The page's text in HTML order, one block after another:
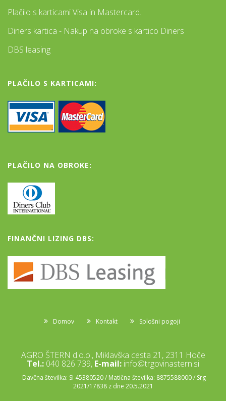
Plačilo s karticami Visa in Mastercard.
Diners kartica - Nakup na obroke s kartico Diners
DBS leasing
PLAČILO S KARTICAMI:
PLAČILO NA OBROKE:
FINANČNI LIZING DBS:
Domov Kontakt Splošni pogoji
AGRO ŠTERN d.o.o., Miklavška cesta 21, 2311 Hoče
Tel.: 040 826 739, E-mail: info@trgovinastern.si
Davčna številka: SI 45380520 / Matična številka: 8875588000 / Srg
2021/17838 z dne 20.5.2021